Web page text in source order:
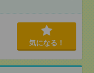
気になる！